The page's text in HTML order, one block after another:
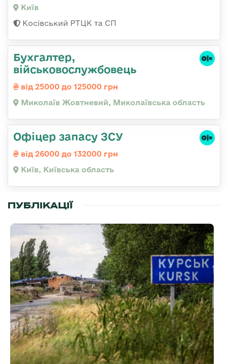
Київ
Косівський РТЦК та СП
Бухгалтер,
військовослужбовець
від 25000 до 125000 грн
Миколаїв Жовтневий, Миколаївська область
Офіцер запасу ЗСУ
від 26000 до 132000 грн
Київ, Київська область
ПУБЛІКАЦІЇ